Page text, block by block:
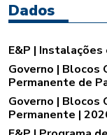
Dados
E&P | Instalações
Governo |
Permanente de
Governo |
Permanente |